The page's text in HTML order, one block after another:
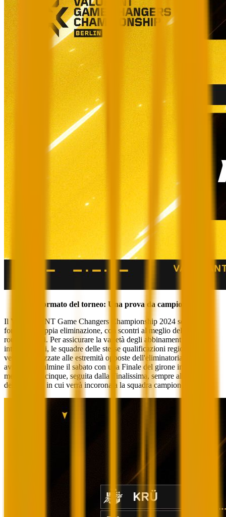
Formato del torneo: Una prova da campioni
Il VALORANT Game Changers Championship 2024 seguirà un
formato a doppia eliminazione, con scontri al meglio delle tre nei
round iniziali. Per assicurare la varietà degli abbinamenti
internazionali, le squadre delle stesse qualificazioni regionali
verranno piazzate alle estremità opposte dell'eliminatoria. Il torneo
avrà il suo culmine il sabato con una Finale del girone inferiore al
meglio delle cinque, seguita dalla Finalissima, sempre al meglio
delle cinque, in cui verrà incoronata la squadra campione.